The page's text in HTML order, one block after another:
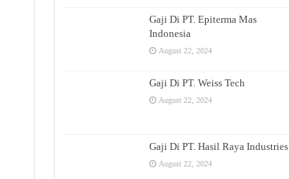
Gaji Di PT. Epiterma Mas
Indonesia
August 22, 2024
Gaji Di PT. Weiss Tech
August 22, 2024
Gaji Di PT. Hasil Raya Industries
August 22, 2024